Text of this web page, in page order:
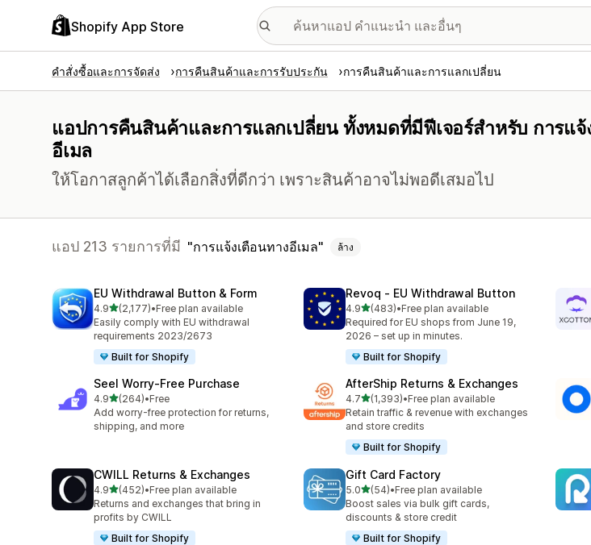
Shopify App Store
คำสั่งซื้อและการจัดส่ง การคืนสินค้าและการรับประกัน การคืนสินค้าและการแลกเปลี่ยน
แอปการคืนสินค้าและการแลกเปลี่ยน ทั้งหมดที่มีฟีเจอร์สำหรับ การแจ้
อีเมล
ให้โอกาสลูกค้าได้เลือกสิ่งที่ดีกว่า เพราะสินค้าอาจไม่พอดีเสมอไป
แอป 213 รายการที่มี การแจ้งเตือนทางอีเมล ล้าง
EU Withdrawal Button & Form
4.9เต็ม 5 ดาว
(2,177)
ทั้งหมด 2177 รีวิว
•Free plan available
Easily comply with EU withdrawal
requirements 2023/2673
Built for Shopify
Revoq ‑ EU Withdrawal Button
4.9เต็ม 5 ดาว
(483)
ทั้งหมด 483 รีวิว
•Free plan available
Required for EU shops from June 19,
2026 – set up in minutes.
Built for Shopify
Seel Worry‑Free Purchase
4.9เต็ม 5 ดาว
(264)
ทั้งหมด 264 รีวิว
•Free
Add worry-free protection for returns,
shipping, and more
AfterShip Returns & Exchanges
4.7เต็ม 5 ดาว
(1,393)
ทั้งหมด 1393 รีวิว
•Free plan available
Retain traffic & revenue with exchanges
and store credits
Built for Shopify
CWILL Returns & Exchanges
4.9เต็ม 5 ดาว
(452)
ทั้งหมด 452 รีวิว
•Free plan available
Returns and exchanges that bring in
profits by CWILL
Built for Shopify
Gift Card Factory
5.0เต็ม 5 ดาว
(54)
ทั้งหมด 54 รีวิว
•Free plan available
Boost sales via bulk gift cards,
discounts & store credit
Built for Shopify